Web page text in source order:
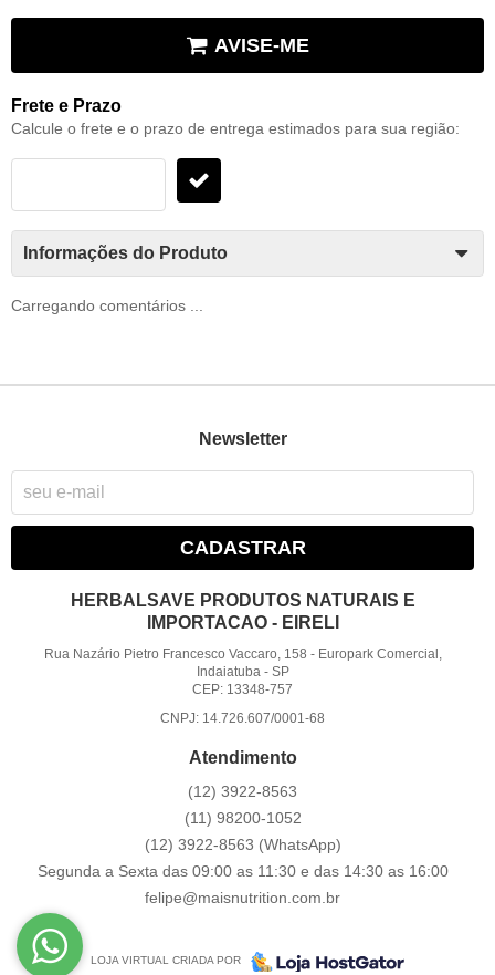
AVISE-ME
Frete e Prazo
Calcule o frete e o prazo de entrega estimados para sua região:
Informações do Produto
Carregando comentários ...
Newsletter
CADASTRAR
HERBALSAVE PRODUTOS NATURAIS E
IMPORTACAO - EIRELI
Rua Nazário Pietro Francesco Vaccaro, 158 - Europark Comercial,
Indaiatuba- SP
CEP: 13348-757
CNPJ: 14.726.607/0001-68
Atendimento
(12) 3922-8563
(11) 98200-1052
(12) 3922-8563 (WhatsApp)
Segunda a Sexta das 09:00 as 11:30 e das 14:30 as 16:00
felipe@maisnutrition.com.br
LOJA VIRTUAL CRIADA POR